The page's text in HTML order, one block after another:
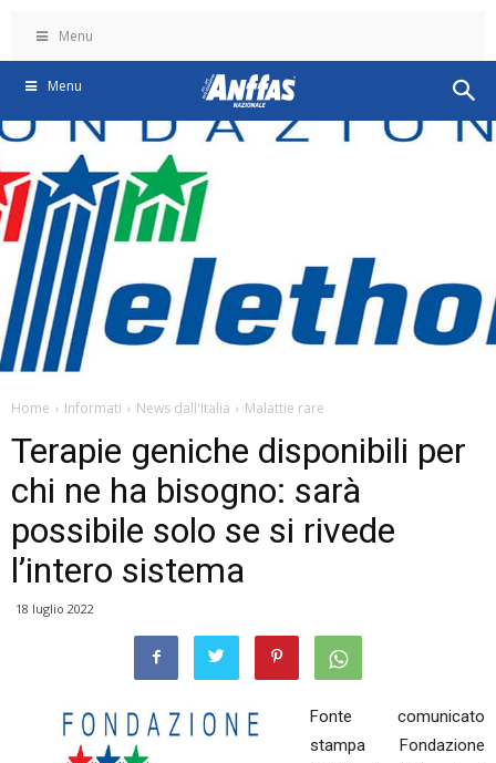
Menu
Menu
Home Informati News dall'Italia Malattie rare
Terapie geniche disponibili per
chi ne ha bisogno: sarà
possibile solo se si rivede
l’intero sistema
18 luglio 2022
Fonte comunicato
stampa Fondazione